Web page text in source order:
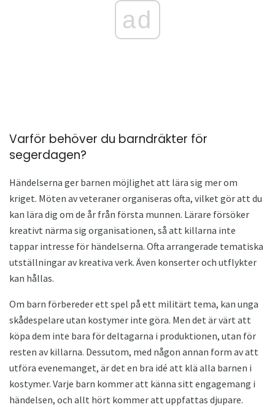
ad
Varför behöver du barndräkter för
segerdagen?
Händelserna ger barnen möjlighet att lära sig mer om
kriget. Möten av veteraner organiseras ofta, vilket gör att du
kan lära dig om de år från första munnen. Lärare försöker
kreativt närma sig organisationen, så att killarna inte
tappar intresse för händelserna. Ofta arrangerade tematiska
utställningar av kreativa verk. Även konserter och utflykter
kan hållas.
Om barn förbereder ett spel på ett militärt tema, kan unga
skådespelare utan kostymer inte göra. Men det är värt att
köpa dem inte bara för deltagarna i produktionen, utan för
resten av killarna. Dessutom, med någon annan form av att
utföra evenemanget, är det en bra idé att klä alla barnen i
kostymer. Varje barn kommer att känna sitt engagemang i
händelsen, och allt hört kommer att uppfattas djupare.